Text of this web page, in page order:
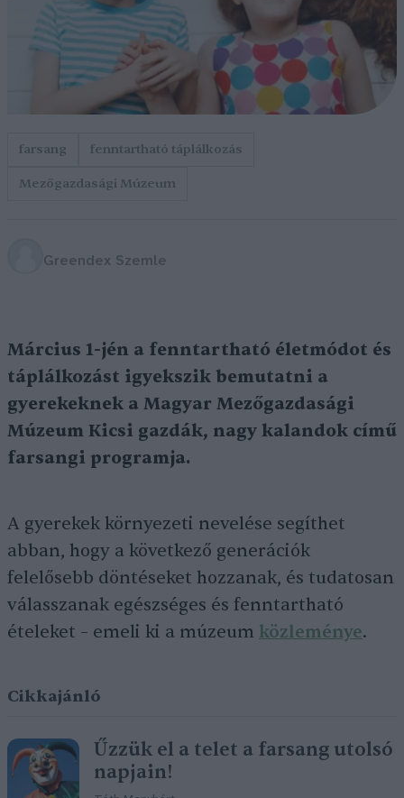
farsang
fenntartható táplálkozás
Mezőgazdasági Múzeum
Greendex Szemle
Március 1-jén a fenntartható életmódot és
táplálkozást igyekszik bemutatni a
gyerekeknek a Magyar Mezőgazdasági
Múzeum Kicsi gazdák, nagy kalandok című
farsangi programja.
A gyerekek környezeti nevelése segíthet
abban, hogy a következő generációk
felelősebb döntéseket hozzanak, és tudatosan
válasszanak egészséges és fenntartható
ételeket – emeli ki a múzeum közleménye.
Cikkajánló
Űzzük el a telet a farsang utolsó
napjain!